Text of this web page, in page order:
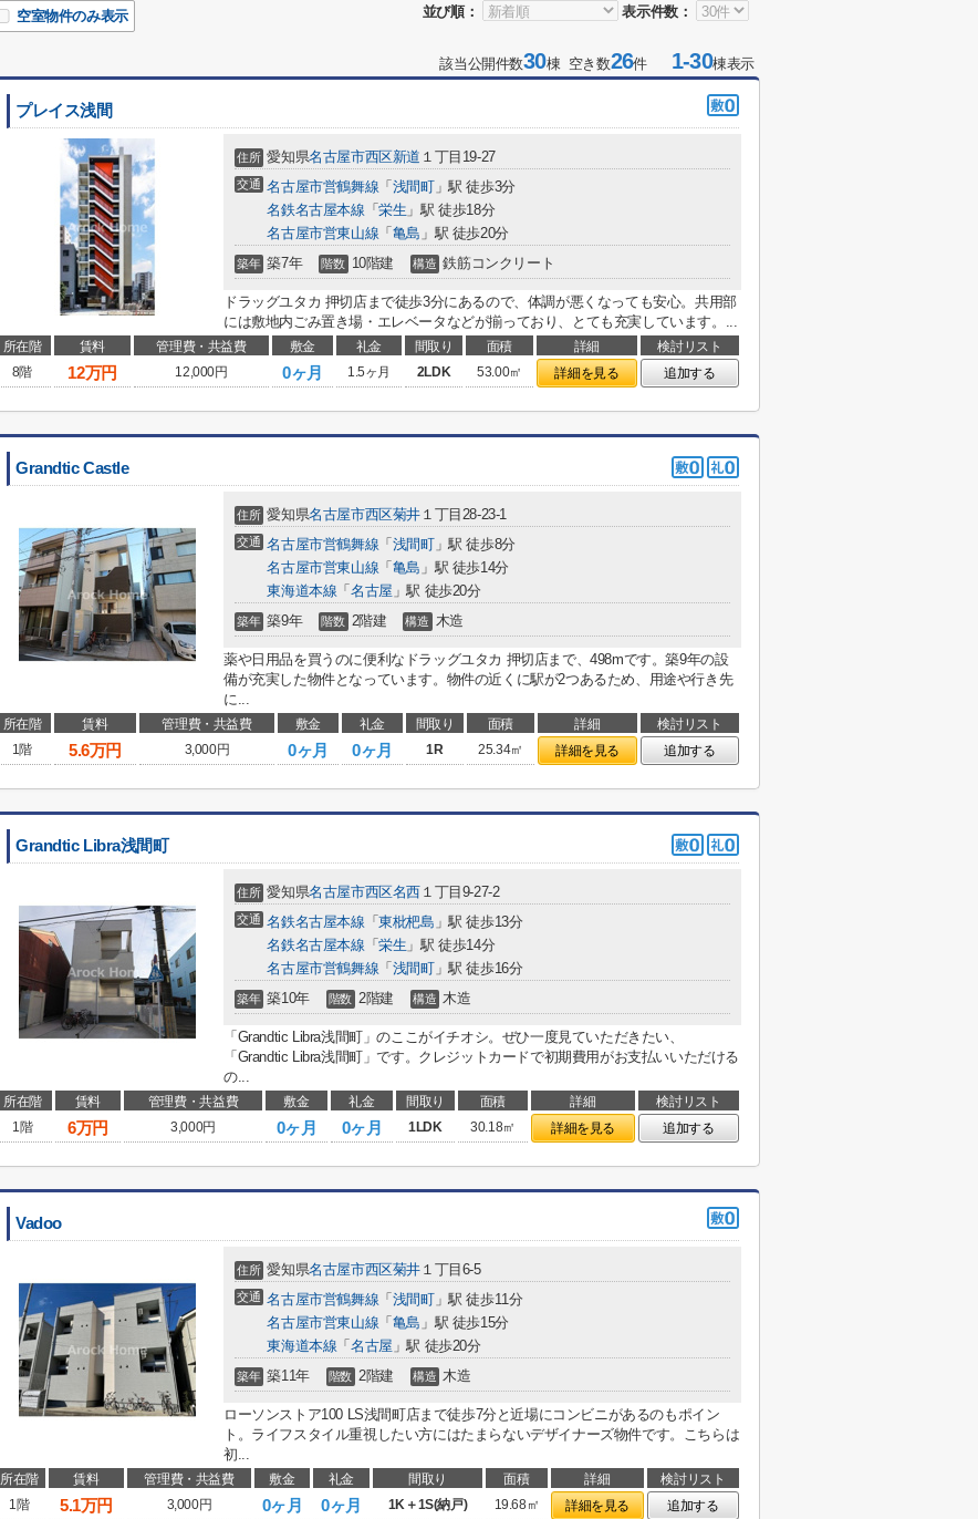
並び順： 表示件数：
空室物件のみ表示
該当公開件数30棟 空き数26件1-30棟表示
プレイス浅間
住所 愛知県名古屋市西区新道 １丁目19-27
交通 名古屋市営鶴舞線 「 浅間町」駅 徒歩3分
名鉄名古屋本線 「栄生 」駅 徒歩18分
名古屋市営東山線 「 亀島 」駅 徒歩20分
築年 築7年 階数 10階建 構造 鉄筋コンクリート
ドラッグユタカ 押切店まで徒歩3分にあるので、体調が悪くなっても安心。共用部
には敷地内ごみ置き場・エレベータなどが揃っており、とても充実しています。...
所在階 賃料 管理費・共益費 敷金 礼金 間取り 面積 詳細
検討リスト
8階
12万円 12,000円 0ヶ月 1.5ヶ月 2LDK 53.00㎡ 詳細を見る 追加する
Grandtic Castle
住所 愛知県名古屋市西区菊井 １丁目28-23-1
交通 名古屋市営鶴舞線 「 浅間町」駅 徒歩8分
名古屋市営東山線 「 亀島 」駅 徒歩14分
東海道本線 「 名古屋 」駅 徒歩20分
築年 築9年 階数 2階建 構造 木造
薬や日用品を買うのに便利なドラッグユタカ 押切店まで、498mです。築9年の設
備が充実した物件となっています。物件の近くに駅が2つあるため、用途や行き先
に...
所在階 賃料 管理費・共益費 敷金 礼金 間取り 面積 詳細
検討リスト
1階
5.6万円 3,000円 0ヶ月 0ヶ月 1R 25.34㎡ 詳細を見る 追加する
Grandtic Libra浅間町
住所 愛知県名古屋市西区名西 １丁目9-27-2
交通 名鉄名古屋本線 「東枇杷島 」駅 徒歩13分
名鉄名古屋本線 「栄生 」駅 徒歩14分
名古屋市営鶴舞線 「 浅間町」駅 徒歩16分
築年 築10年 階数 2階建 構造 木造
「Grandtic Libra浅間町」のここがイチオシ。ぜひ一度見ていただきたい、
「Grandtic Libra浅間町」です。クレジットカードで初期費用がお支払いいただける
の...
所在階 賃料 管理費・共益費 敷金 礼金 間取り 面積 詳細
検討リスト
1階
6万円 3,000円 0ヶ月 0ヶ月 1LDK 30.18㎡ 詳細を見る 追加する
Vadoo
住所 愛知県名古屋市西区菊井 １丁目6-5
交通 名古屋市営鶴舞線 「 浅間町」駅 徒歩11分
名古屋市営東山線 「 亀島 」駅 徒歩15分
東海道本線 「 名古屋 」駅 徒歩20分
築年 築11年 階数 2階建 構造 木造
ローソンストア100 LS浅間町店まで徒歩7分と近場にコンビニがあるのもポイン
ト。ライフスタイル重視したい方にはたまらないデザイナーズ物件です。こちらは
初...
所在階 賃料 管理費・共益費 敷金 礼金 間取り 面積 詳細
検討リスト
1階
5.1万円 3,000円 0ヶ月 0ヶ月 1K＋1S(納戸) 19.68㎡ 詳細を見る 追加する